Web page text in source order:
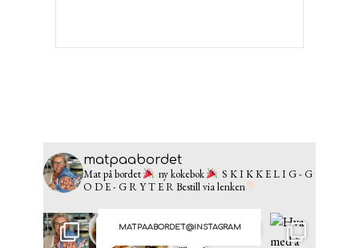
MATPAABORDET@INSTAGRAM
matpaabordet
Mat på bordet ny kokebok
S K I K K E L I G - G
O D E - G R Y T E RBestill via lenken